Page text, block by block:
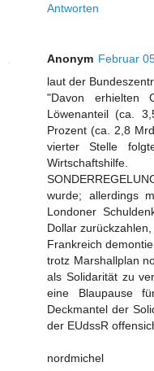
Antworten
Anonym Februar
laut der
"Davon erhielten
Löwenanteil (ca.
Prozent (ca. 2,8
vierter Stelle
wurde; allerdings
Londoner
Dollar
Frankreich
trotz Marshallplan
als Solidarität zu
eine Blaupause
Deckmantel der
der EUdssR
nordmichel